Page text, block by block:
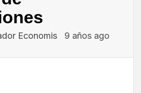
Economis 9 años ago